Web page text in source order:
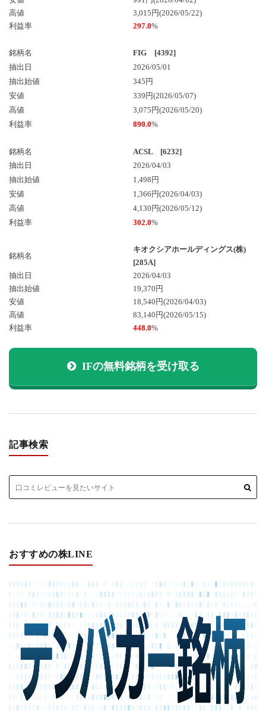
高値
3,015円(2026/05/22)
利益率
297.0%
銘柄名
FIG [4392]
抽出日
2026/05/01
抽出始値
345円
安値
339円(2026/05/07)
高値
3,075円(2026/05/20)
利益率
890.0%
銘柄名
ACSL [6232]
抽出日
2026/04/03
抽出始値
1,498円
安値
1,366円(2026/04/03)
高値
4,130円(2026/05/12)
利益率
302.0%
銘柄名
キオクシアホールディングス(株)
[285A]
抽出日
2026/04/03
抽出始値
19,370円
安値
18,540円(2026/04/03)
高値
83,140円(2026/05/15)
利益率
448.0%
IFの無料銘柄を受け取る
記事検索
おすすめの株LINE